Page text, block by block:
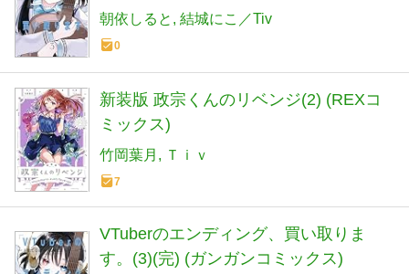
朝依しると 結城にこ／Tiv
0
新装版 政宗くんのリベンジ(2) (REXコ
ミックス)
竹岡葉月 Ｔｉｖ
7
VTuberのエンディング、買い取りま
す。(3)(完) (ガンガンコミックス)